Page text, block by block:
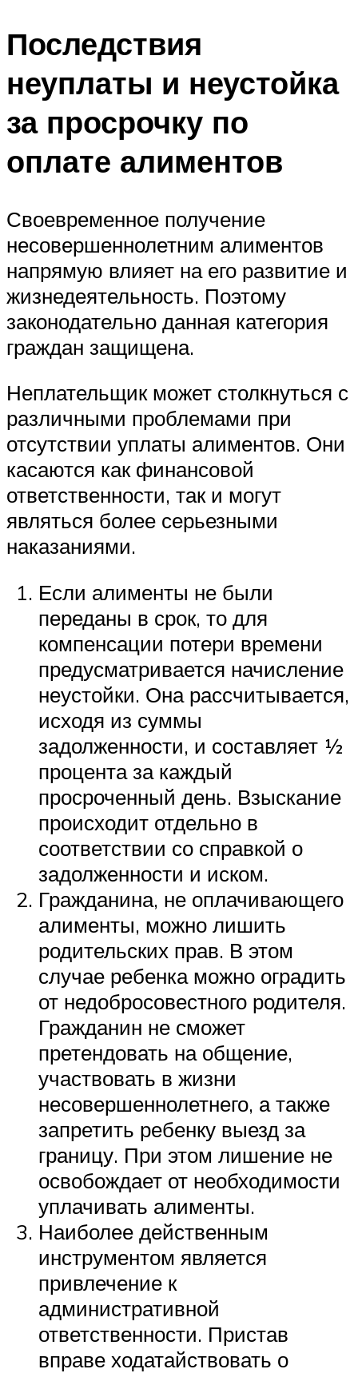
Последствия
неуплаты и неустойка
за просрочку по
оплате алиментов
Своевременное получение
несовершеннолетним алиментов
напрямую влияет на его развитие и
жизнедеятельность. Поэтому
законодательно данная категория
граждан защищена.
Неплательщик может столкнуться с
различными проблемами при
отсутствии уплаты алиментов. Они
касаются как финансовой
ответственности, так и могут
являться более серьезными
наказаниями.
Если алименты не были
переданы в срок, то для
компенсации потери времени
предусматривается начисление
неустойки. Она рассчитывается,
исходя из суммы
задолженности, и составляет ½
процента за каждый
просроченный день. Взыскание
происходит отдельно в
соответствии со справкой о
задолженности и иском.
Гражданина, не оплачивающего
алименты, можно лишить
родительских прав. В этом
случае ребенка можно оградить
от недобросовестного родителя.
Гражданин не сможет
претендовать на общение,
участвовать в жизни
несовершеннолетнего, а также
запретить ребенку выезд за
границу. При этом лишение не
освобождает от необходимости
уплачивать алименты.
Наиболее действенным
инструментом является
привлечение к
административной
ответственности. Пристав
вправе ходатайствовать о